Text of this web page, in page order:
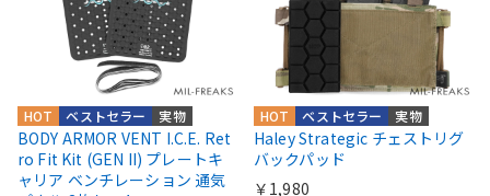
実物
ベストセラー
HOT
BODY ARMOR VENT I.C.E. Ret
ro Fit Kit (GEN II) プレートキ
ャリア ベンチレーション 通気
実物
ベストセラー
HOT
Haley Strategic チェストリグ
バックパッド
￥1,980